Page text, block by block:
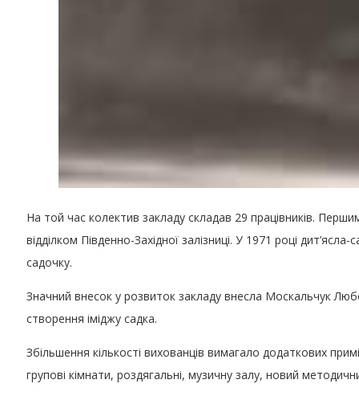
На той час колектив закладу складав 29 працівників.
відділком Південно-Західної залізниці. У 1971 році
садочку.
Значний внесок у розвиток закладу внесла Москальчук
створення іміджу садка.
Збільшення кількості вихованців вимагало додаткових
групові кімнати, роздягальні, музичну залу, новий